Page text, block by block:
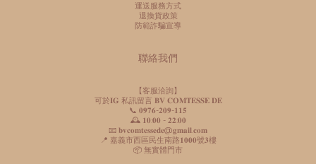
運送服務方式
退換貨政策
防範詐騙宣導
聯絡我們
【客服洽詢】
可於𝐈𝐆 私訊留言 𝐁𝐕 𝐂𝐎𝐌𝐓𝐄𝐒𝐒𝐄 𝐃𝐄
📞 𝟎𝟗𝟕𝟔-𝟐𝟎𝟗-𝟏𝟏𝟓
🕰️ 𝟏𝟎:𝟎𝟎 - 𝟐𝟐:𝟎𝟎
📧 𝐛𝐯𝐜𝐨𝐦𝐭𝐞𝐬𝐬𝐞𝐝𝐞@𝐠𝐦𝐚𝐢𝐥.𝐜𝐨𝐦
📍 嘉義市西區民生南路𝟏𝟎𝟎𝟎號𝟑樓
📦 無實體門市